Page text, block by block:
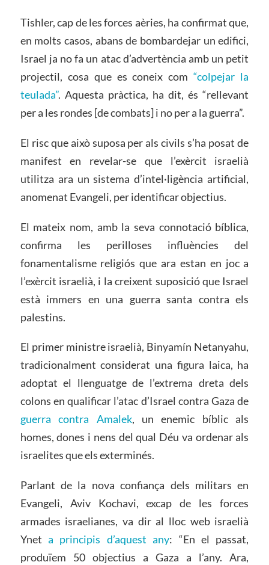
Tishler, cap de les forces aèries, ha confirmat que,
en molts casos, abans de bombardejar un edifici,
Israel ja no fa un atac d’advertència amb un petit
projectil, cosa que es coneix com“colpejar la
teulada”. Aquesta pràctica, ha dit, és “rellevant
per a les rondes [de combats] i no per a la guerra”.
El risc que això suposa per als civils s’ha posat de
manifest en revelar-se que l’exèrcit israelià
utilitza ara un sistema d’intel·ligència artificial,
anomenat Evangeli, per identificar objectius.
El mateix nom, amb la seva connotació bíblica,
confirma les perilloses influències del
fonamentalisme religiós que ara estan en joc a
l’exèrcit israelià, i la creixent suposició que Israel
està immers en una guerra santa contra els
palestins.
El primer ministre israelià, Binyamín Netanyahu,
tradicionalment considerat una figura laica, ha
adoptat el llenguatge de l’extrema dreta dels
colons en qualificar l’atac d’Israel contra Gaza de
guerra contra Amalek, un enemic bíblic als
homes, dones i nens del qual Déu va ordenar als
israelites que els exterminés.
Parlant de la nova confiança dels militars en
Evangeli, Aviv Kochavi, excap de les forces
armades israelianes, va dir al lloc web israelià
Ynet a principis d’aquest any: “En el passat,
produïem 50 objectius a Gaza a l’any. Ara,